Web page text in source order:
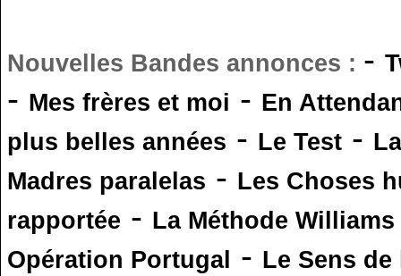
Nouvelles Bandes annonces : -
- Mes frères et moi - En
plus belles années - Le Test -
Madres paralelas - Les Choses
rapportée - La Méthode Williams
Opération Portugal - Le Sens